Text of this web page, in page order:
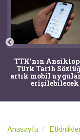
TTK'nın
Türk Tarih
artık mobil
erişilebilecek
Anasayfa